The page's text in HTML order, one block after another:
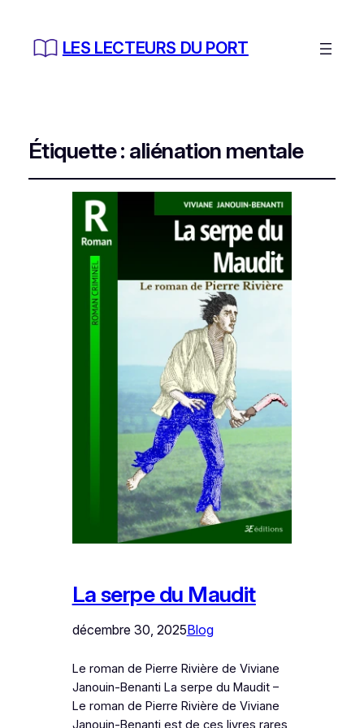
LES LECTEURS DU PORT
Étiquette : aliénation mentale
La serpe du Maudit
décembre 30, 2025Blog
Le roman de Pierre Rivière de Viviane
Janouin-Benanti La serpe du Maudit –
Le roman de Pierre Rivière de Viviane
Janouin-Benanti est de ces livres rares